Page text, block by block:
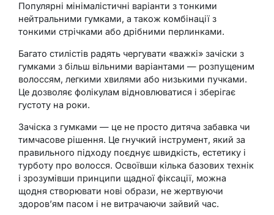
Популярні мінімалістичні варіанти з тонкими
нейтральними гумками, а також комбінації з
тонкими стрічками або дрібними перлинками.
Багато стилістів радять чергувати «важкі» зачіски з
гумками з більш вільними варіантами — розпущеним
волоссям, легкими хвилями або низькими пучками.
Це дозволяє фолікулам відновлюватися і зберігає
густоту на роки.
Зачіска з гумками — це не просто дитяча забавка чи
тимчасове рішення. Це гнучкий інструмент, який за
правильного підходу поєднує швидкість, естетику і
турботу про волосся. Освоївши кілька базових технік
і зрозумівши принципи щадної фіксації, можна
щодня створювати нові образи, не жертвуючи
здоров’ям пасом і не витрачаючи зайвий час.